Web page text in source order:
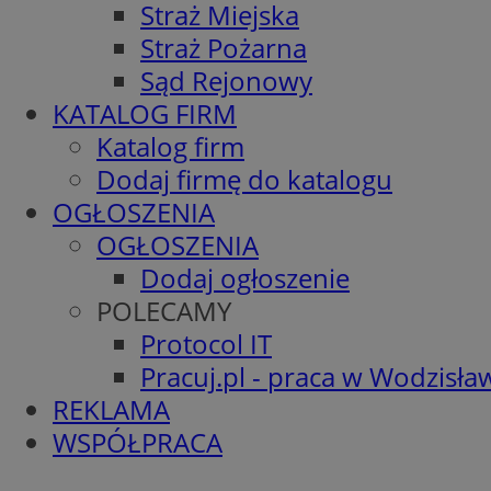
Straż Miejska
Straż Pożarna
Sąd Rejonowy
KATALOG FIRM
Katalog firm
Dodaj firmę do katalogu
OGŁOSZENIA
OGŁOSZENIA
Dodaj ogłoszenie
POLECAMY
Protocol IT
Pracuj.pl - praca w
REKLAMA
WSPÓŁPRACA